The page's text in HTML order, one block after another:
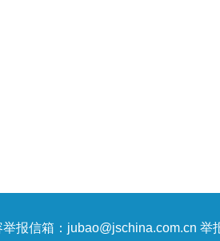
报信箱：jubao@jschina.com.cn 举